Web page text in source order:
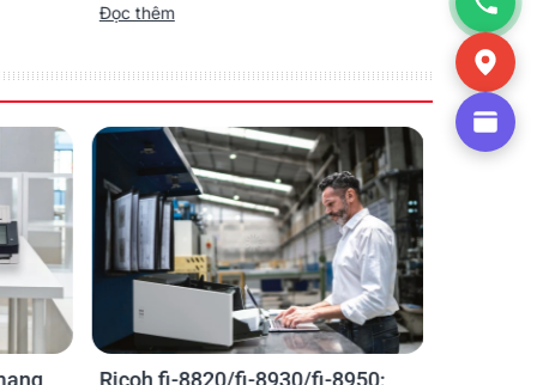
Đọc thêm
Đọc thêm